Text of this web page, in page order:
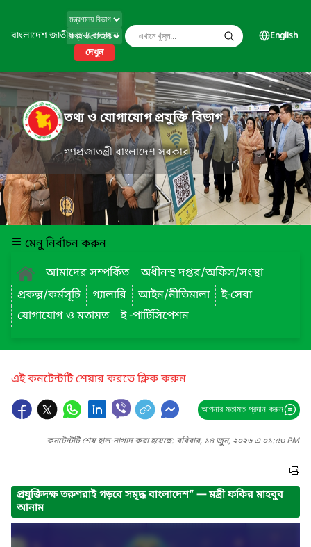
বাংলাদেশ জাতীয় তথ্য বাতায়ন
দেখুন
English
তথ্য ও যোগাযোগ প্রযুক্তি বিভাগ
গণপ্রজাতন্ত্রী বাংলাদেশ সরকার
মেনু নির্বাচন করুন
আমাদের সম্পর্কিত
অধীনস্থ দপ্তর/অফিস/সংস্থা
প্রকল্প/কর্মসূচি
গ্যালারি আইন/নীতিমালা
ই-সেবা
যোগাযোগ ও মতামত
ই -পার্টিসিপেশন
এই কনটেন্টটি শেয়ার করতে ক্লিক করুন
আপনার মতামত প্রদান করুন
কনটেন্টটি শেষ হাল-নাগাদ করা হয়েছে: রবিবার, ১৪ জুন, ২০২৬ এ ০১:৫৩ PM
প্রযুক্তিদক্ষ তরুণরাই গড়বে সমৃদ্ধ বাংলাদেশ” — মন্ত্রী ফকির মাহবুব
আনাম